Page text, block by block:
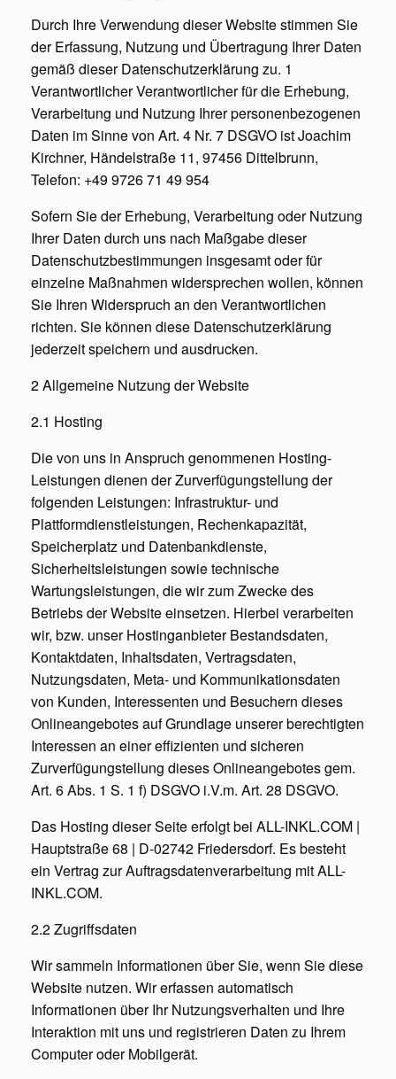
Durch Ihre Verwendung dieser Website stimmen Sie
der Erfassung, Nutzung und Übertragung Ihrer Daten
gemäß dieser Datenschutzerklärung zu. 1
Verantwortlicher Verantwortlicher für die Erhebung,
Verarbeitung und Nutzung Ihrer personenbezogenen
Daten im Sinne von Art. 4 Nr. 7 DSGVO ist Joachim
Kirchner, Händelstraße 11, 97456 Dittelbrunn,
Telefon: +49 9726 71 49 954
Sofern Sie der Erhebung, Verarbeitung oder Nutzung
Ihrer Daten durch uns nach Maßgabe dieser
Datenschutzbestimmungen insgesamt oder für
einzelne Maßnahmen widersprechen wollen, können
Sie Ihren Widerspruch an den Verantwortlichen
richten. Sie können diese Datenschutzerklärung
jederzeit speichern und ausdrucken.
2 Allgemeine Nutzung der Website
2.1 Hosting
Die von uns in Anspruch genommenen Hosting-
Leistungen dienen der Zurverfügungstellung der
folgenden Leistungen: Infrastruktur- und
Plattformdienstleistungen, Rechenkapazität,
Speicherplatz und Datenbankdienste,
Sicherheitsleistungen sowie technische
Wartungsleistungen, die wir zum Zwecke des
Betriebs der Website einsetzen. Hierbei verarbeiten
wir, bzw. unser Hostinganbieter Bestandsdaten,
Kontaktdaten, Inhaltsdaten, Vertragsdaten,
Nutzungsdaten, Meta- und Kommunikationsdaten
von Kunden, Interessenten und Besuchern dieses
Onlineangebotes auf Grundlage unserer berechtigten
Interessen an einer effizienten und sicheren
Zurverfügungstellung dieses Onlineangebotes gem.
Art. 6 Abs. 1 S. 1 f) DSGVO i.V.m. Art. 28 DSGVO.
Das Hosting dieser Seite erfolgt bei ALL-INKL.COM |
Hauptstraße 68 | D-02742 Friedersdorf. Es besteht
ein Vertrag zur Auftragsdatenverarbeitung mit ALL-
INKL.COM.
2.2 Zugriffsdaten
Wir sammeln Informationen über Sie, wenn Sie diese
Website nutzen. Wir erfassen automatisch
Informationen über Ihr Nutzungsverhalten und Ihre
Interaktion mit uns und registrieren Daten zu Ihrem
Computer oder Mobilgerät.